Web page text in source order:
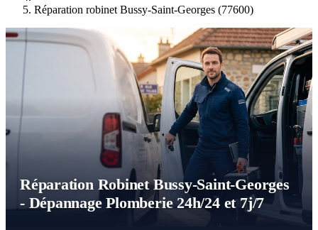
Réparation robinet Bussy-Saint-Georges (77600)
Réparation Robinet Bussy-Saint-Georges
- Dépannage Plomberie 24h/24 et 7j/7